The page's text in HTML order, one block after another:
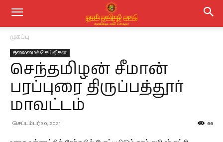
முகப்பு
தலைமைச் செய்திகள்
செந்தமிழன் சீமான்
பரப்புரை திருப்பத்தூர்
மாவட்டம்
செப்டம்பர் 30, 2021 66